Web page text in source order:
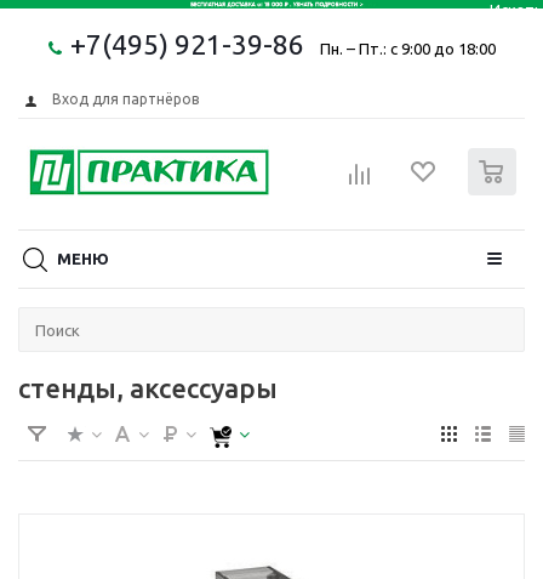
+7(495) 921-39-86 Пн. – Пт.: с 9:00 до 18:00
Вход для партнёров
МЕНЮ
стенды, аксессуары